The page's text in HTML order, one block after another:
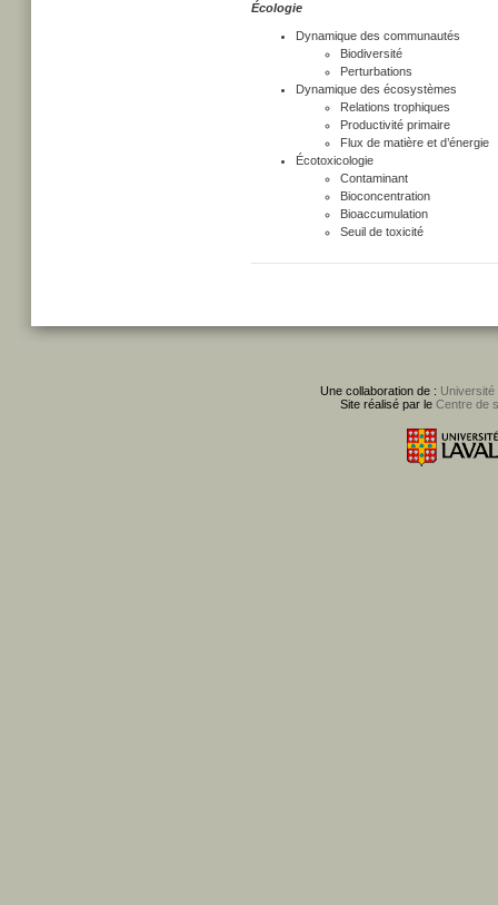
Écologie
Dynamique des communautés
Biodiversité
Perturbations
Dynamique des écosystèmes
Relations trophiques
Productivité primaire
Flux de matière et d’énergie
Écotoxicologie
Contaminant
Bioconcentration
Bioaccumulation
Seuil de toxicité
Une collaboration de : Université
Site réalisé par le Centre de